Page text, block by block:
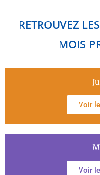
RETROUVEZ
MOIS
Voir
Voir